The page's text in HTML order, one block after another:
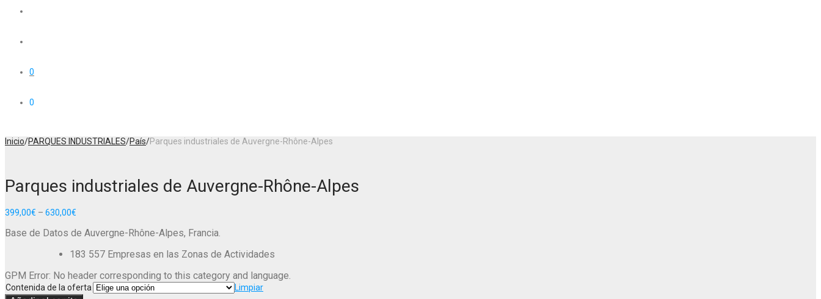
0
0
Inicio/PARQUES INDUSTRIALES/País/Parques industriales de Auvergne-Rhône-Alpes
Parques industriales de Auvergne-Rhône-Alpes
399,00€ – 630,00€
Base de Datos de Auvergne-Rhône-Alpes, Francia.
183 557 Empresas en las Zonas de Actividades
GPM Error: No header corresponding to this category and language.
Contenida de la oferta Limpiar